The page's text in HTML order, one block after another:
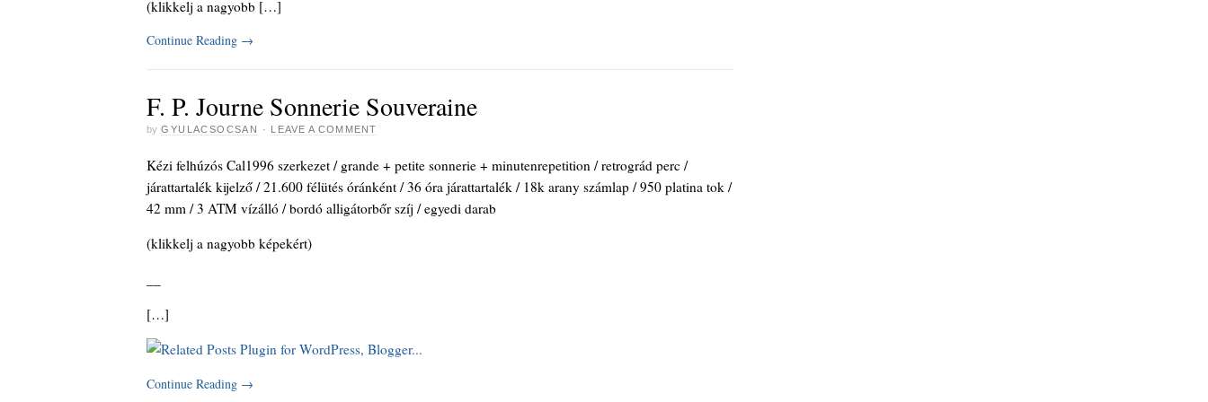
(klikkelj a nagyobb […]
Continue Reading →
F. P. Journe Sonnerie Souveraine
by GYULACSOCSAN · LEAVE A COMMENT
Kézi felhúzós Cal1996 szerkezet / grande + petite sonnerie + minutenrepetition / retrográd perc /
járattartalék kijelző / 21.600 félütés óránként / 36 óra járattartalék / 18k arany számlap / 950 platina tok /
42 mm / 3 ATM vízálló / bordó alligátorbőr szíj / egyedi darab
(klikkelj a nagyobb képekért)
[…]
Continue Reading →